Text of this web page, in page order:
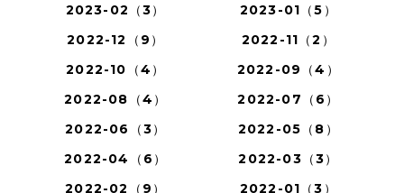
2023-02（3）
2023-01（5）
2022-12（9）
2022-11（2）
2022-10（4）
2022-09（4）
2022-08（4）
2022-07（6）
2022-06（3）
2022-05（8）
2022-04（6）
2022-03（3）
2022-02（9）
2022-01（3）